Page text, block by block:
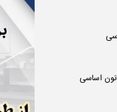
اساسی